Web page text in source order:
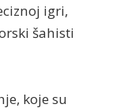
igri,
šahisti
koje su